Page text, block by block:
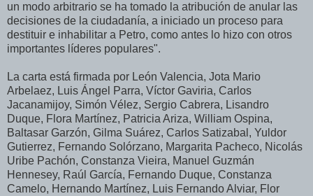
un modo arbitrario se ha tomado la atribución de anular las
decisiones de la ciudadanía, a iniciado un proceso para
destituir e inhabilitar a Petro, como antes lo hizo con otros
importantes líderes populares".
La carta está firmada por León Valencia, Jota Mario
Arbelaez, Luis Ángel Parra, Víctor Gaviria, Carlos
Jacanamijoy, Simón Vélez, Sergio Cabrera, Lisandro
Duque, Flora Martínez, Patricia Ariza, William Ospina,
Baltasar Garzón, Gilma Suárez, Carlos Satizabal, Yuldor
Gutierrez, Fernando Solórzano, Margarita Pacheco, Nicolás
Uribe Pachón, Constanza Vieira, Manuel Guzmán
Hennesey, Raúl García, Fernando Duque, Constanza
Camelo, Hernando Martínez, Luis Fernando Alviar, Flor